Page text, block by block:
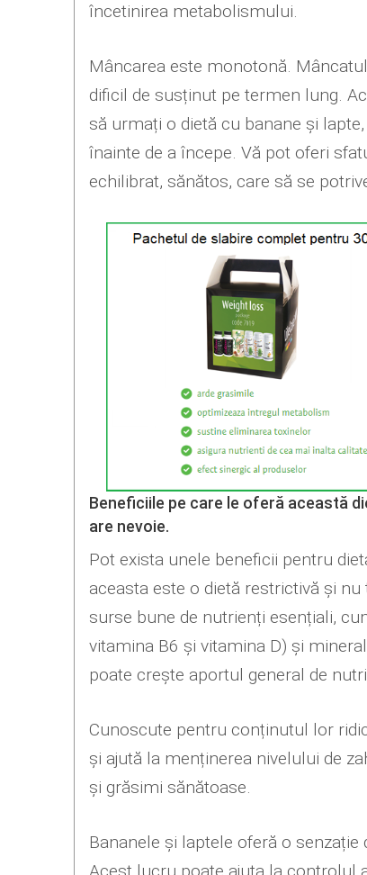
încetinirea metabolismului.
Mâncarea este monotonă.
dificil de susținut pe termen lung.
să urmați o dietă cu banane și
înainte de a începe. Vă pot oferi
echilibrat, sănătos, care să se
Beneficiile pe care le oferă această
are nevoie.
Pot exista unele beneficii pentru
aceasta este o dietă restrictivă și
surse bune de nutrienți esențiali,
vitamina B6 și vitamina D) și
poate crește aportul general de
Cunoscute pentru conținutul lor
și ajută la menținerea nivelului de
și grăsimi sănătoase.
Bananele și laptele oferă o